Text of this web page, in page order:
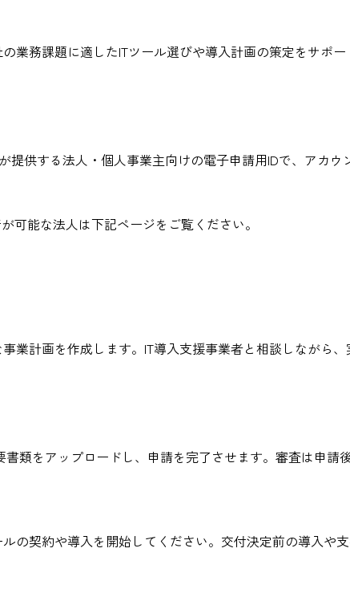
務課題に適したITツール選びや導入計画の策定をサポ
供する法人・個人事業主向けの電子申請用IDで、アカ
能な法人は下記ページをご覧ください。
業計画を作成します。IT導入支援事業者と相談しながら
類をアップロードし、申請を完了させます。審査は申請
の契約や導入を開始してください。交付決定前の導入や